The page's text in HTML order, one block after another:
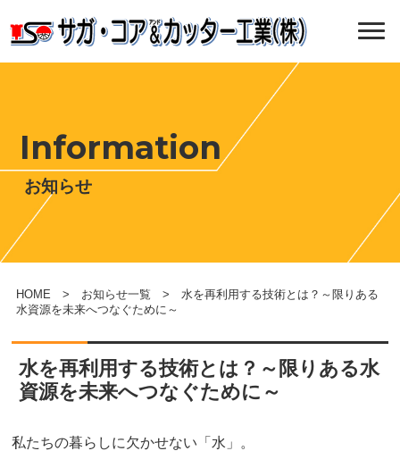
Information
お知らせ
HOME > お知らせ一覧 > 水を再利用する技術とは？～限りある
水資源を未来へつなぐために～
水を再利用する技術とは？～限りある水
資源を未来へつなぐために～
私たちの暮らしに欠かせない「水」。